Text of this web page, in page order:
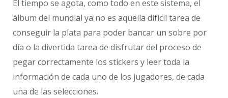
El tiempo se agota, como todo en este sistema, el
álbum del mundial ya no es aquella difícil tarea de
conseguir la plata para poder bancar un sobre por
día o la divertida tarea de disfrutar del proceso de
pegar correctamente los stickers y leer toda la
información de cada uno de los jugadores, de cada
una de las selecciones.